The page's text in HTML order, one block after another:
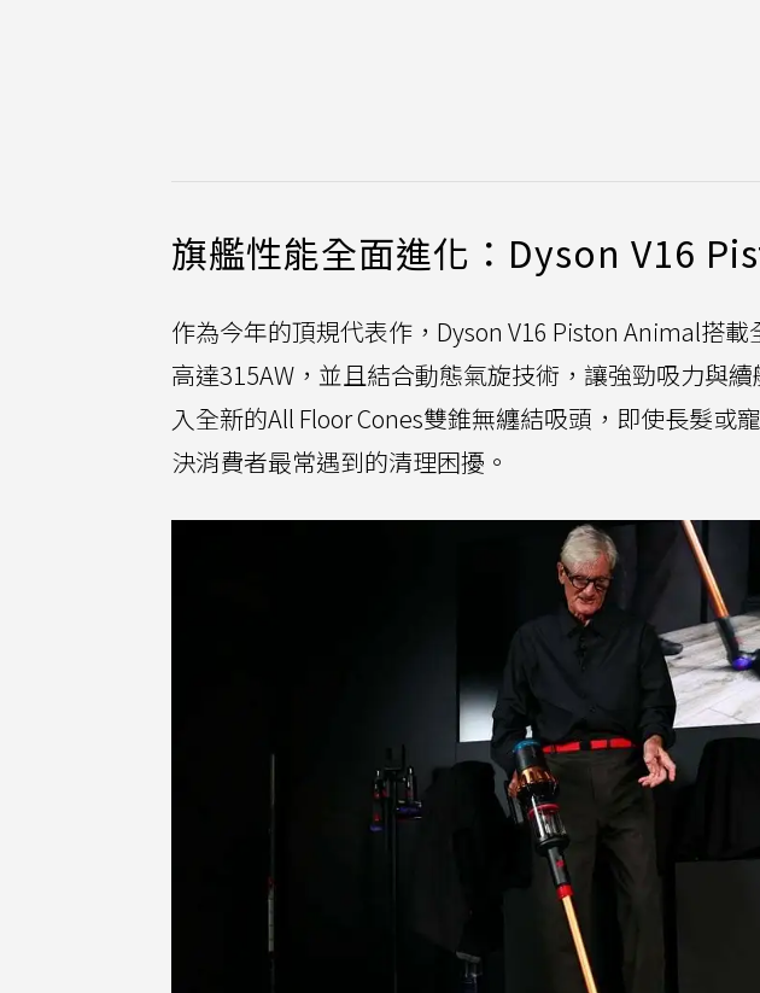
旗艦性能全面進化：Dyson V16
作為今年的頂規代表作，Dyson V16 Piston Animal搭
高達315AW，並且結合動態氣旋技術，讓強勁吸力與
入全新的All Floor Cones雙錐無纏結吸頭，即使長髮或
決消費者最常遇到的清理困擾。